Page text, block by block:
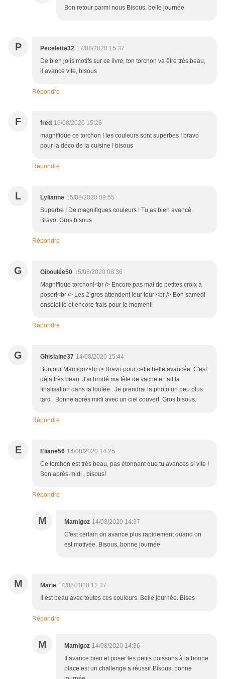
Bon retour parmi nous Bisous, belle journée
P Pecelette32 17/08/2020 15:37
De bien jolis motifs sur ce livre, ton torchon va être très beau,
il avance vite, bisous
Répondre
F fred 16/08/2020 15:26
magnifique ce torchon ! les couleurs sont superbes ! bravo
pour la déco de la cuisine ! bisous
Répondre
L Lylianne 15/08/2020 09:55
Superbe ! De magnifiques couleurs ! Tu as bien avancé.
Bravo. Gros bisous
Répondre
G Giboulée50 15/08/2020 08:36
Magnifique torchon!<br /> Encore pas mal de petites croix à
poser!<br /> Les 2 gros attendent leur tour!<br /> Bon samedi
ensoleillé et encore frais pour le moment!
Répondre
G Ghislaine37 14/08/2020 15:44
Bonjour Mamigoz<br /> Bravo pour cette belle avancée. C'est
déjà très beau. J'ai brodé ma tête de vache et fait la
finalisation dans la foulée . Je prendrai la photo un peu plus
tard . Bonne après midi avec un ciel couvert. Gros bisous.
Répondre
E Eliane56 14/08/2020 14:25
Ce torchon est très beau, pas étonnant que tu avances si vite !
Bon après-midi , bisous!
Répondre
M Mamigoz 14/08/2020 14:37
C'est certain on avance plus rapidement quand on
est motivée. Bisous, bonne journée
M Marie 14/08/2020 12:37
Il est beau avec toutes ces couleurs. Belle journée. Bises
Répondre
M Mamigoz 14/08/2020 14:36
Il avance bien et poser les petits poissons à la bonne
place est un challenge a réussir Bisous, bonne